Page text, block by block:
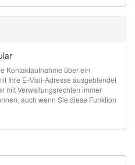
Kontaktaufnahme über ein
Ihre E-Mail-Adresse ausgeblendet
mit Verwaltungsrechten immer
auch wenn Sie diese Funktion